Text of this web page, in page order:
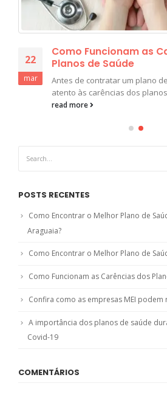
22
mar
Como Funcionam as
Planos de Saúde
Antes de contratar um plano
atento às carências dos
read more
POSTS RECENTES
Como Encontrar o Melhor Plano de
Araguaia?
Como Encontrar o Melhor Plano de
Como Funcionam as Carências dos
Confira como as empresas MEI
A importância dos planos de saúde
Covid-19
COMENTÁRIOS